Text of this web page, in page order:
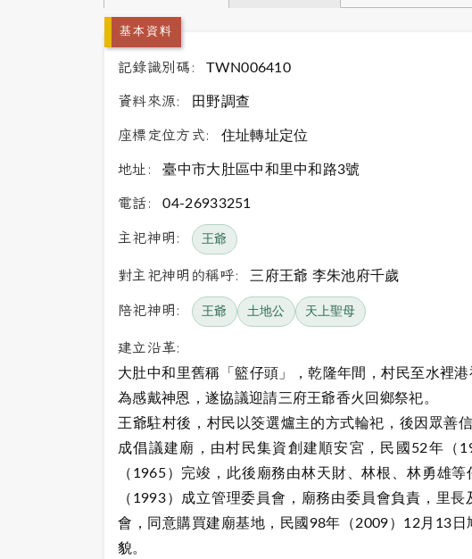
基本資料
記錄識別碼: TWN006410
資料來源: 田野調查
座標定位方式: 住址轉址定位
地址: 臺中市大肚區中和里中和路3號
電話: 04-26933251
主祀神明: 王爺
對主祀神明的稱呼: 三府王爺 李朱池府千歲
陪祀神明: 王爺 土地公 天上聖母
建立沿革:
大肚中和里舊稱「籃仔頭」，乾隆年間，村民至水裡
為感戴神恩，遂協議迎請三府王爺香火回鄉祭祀。
王爺駐村後，村民以筊選爐主的方式輪祀，後因眾善
成倡議建廟，由村民集資創建順安宮，民國52年（
（1965）完竣，此後廟務由林天財、林根、林勇雄
（1993）成立管理委員會，廟務由委員會負責，里
會，同意購買建廟基地，民國98年（2009）12月13
貌。